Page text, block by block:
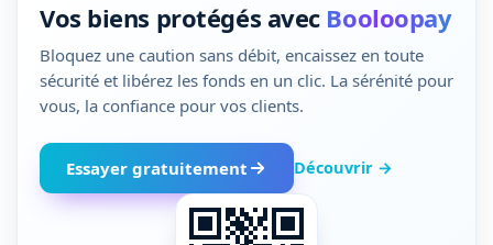
Vos biens protégés avec Booloopay
Bloquez une caution sans débit, encaissez en toute
sécurité et libérez les fonds en un clic. La sérénité pour
vous, la confiance pour vos clients.
Essayer gratuitement Découvrir →